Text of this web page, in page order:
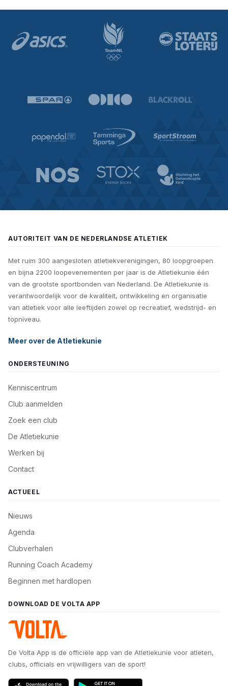
AUTORITEIT VAN DE NEDERLANDSE ATLETIEK
Met ruim 300 aangesloten atletiekverenigingen, 80 loopgroepen
en bijna 2200 loopevenementen per jaar is de Atletiekunie één
van de grootste sportbonden van Nederland. De Atletiekunie is
verantwoordelijk voor de kwaliteit, ontwikkeling en organisatie
van atletiek voor alle leeftijden zowel op recreatief, wedstrijd- en
topniveau.
Meer over de Atletiekunie
ONDERSTEUNING
Kenniscentrum
Club aanmelden
Zoek een club
De Atletiekunie
Werken bij
Contact
ACTUEEL
Nieuws
Agenda
Clubverhalen
Running Coach Academy
Beginnen met hardlopen
DOWNLOAD DE VOLTA APP
De Volta App is de officiële app van de Atletiekunie voor atleten,
clubs, officials en vrijwilligers van de sport!